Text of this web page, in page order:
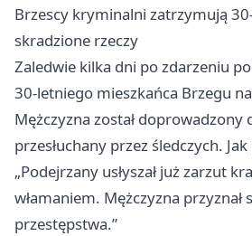
Brzescy kryminalni zatrzymują
skradzione rzeczy
Zaledwie kilka dni po zdarzeniu
30-letniego mieszkańca Brzegu
Mężczyzna został doprowadzony
przesłuchany przez śledczych.
„Podejrzany usłyszał już zarzut
włamaniem. Mężczyzna przyznał
przestępstwa.”